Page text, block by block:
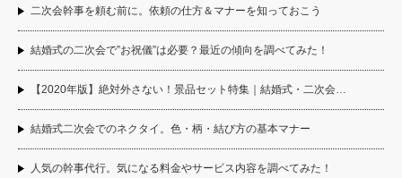
二次会幹事を頼む前に。依頼の仕方＆マナーを知っておこう
結婚式の二次会で”お祝儀”は必要？最近の傾向を調べてみた！
【2020年版】絶対外さない！景品セット特集｜結婚式・二次会…
結婚式二次会でのネクタイ。色・柄・結び方の基本マナー
人気の幹事代行。気になる料金やサービス内容を調べてみた！